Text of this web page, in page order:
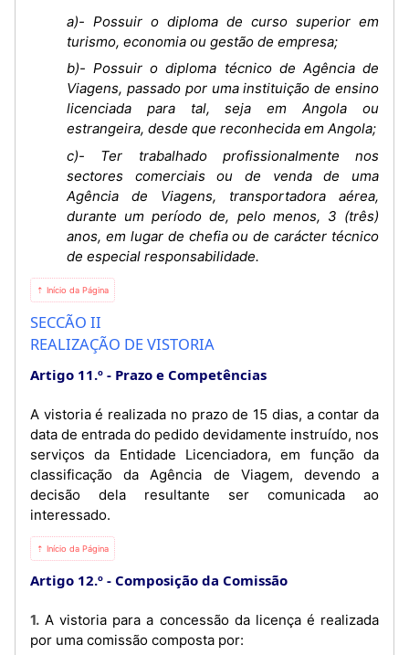
a)- Possuir o diploma de curso superior em
turismo, economia ou gestão de empresa;
b)- Possuir o diploma técnico de Agência de
Viagens, passado por uma instituição de ensino
licenciada para tal, seja em Angola ou
estrangeira, desde que reconhecida em Angola;
c)- Ter trabalhado profissionalmente nos
sectores comerciais ou de venda de uma
Agência de Viagens, transportadora aérea,
durante um período de, pelo menos, 3 (três)
anos, em lugar de chefia ou de carácter técnico
de especial responsabilidade.
⇡ Início da Página
SECCÃO II
REALIZAÇÃO DE VISTORIA
Artigo 11.º Prazo e Competências
A vistoria é realizada no prazo de 15 dias, a contar da
data de entrada do pedido devidamente instruído, nos
serviços da Entidade Licenciadora, em função da
classificação da Agência de Viagem, devendo a
decisão dela resultante ser comunicada ao
interessado.
⇡ Início da Página
Artigo 12.º Composição da Comissão
1. A vistoria para a concessão da licença é realizada
por uma comissão composta por: